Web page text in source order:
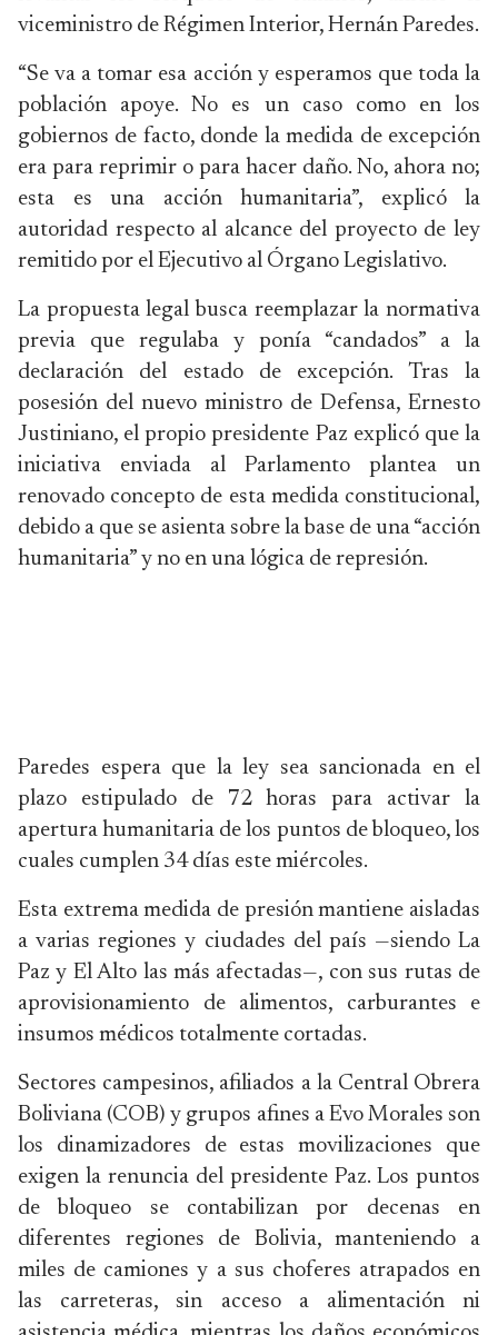
viceministro de Régimen Interior, Hernán Paredes.
“Se va a tomar esa acción y esperamos que toda la
población apoye. No es un caso como en los
gobiernos de facto, donde la medida de excepción
era para reprimir o para hacer daño. No, ahora no;
esta es una acción humanitaria”, explicó la
autoridad respecto al alcance del proyecto de ley
remitido por el Ejecutivo al Órgano Legislativo.
La propuesta legal busca reemplazar la normativa
previa que regulaba y ponía “candados” a la
declaración del estado de excepción. Tras la
posesión del nuevo ministro de Defensa, Ernesto
Justiniano, el propio presidente Paz explicó que la
iniciativa enviada al Parlamento plantea un
renovado concepto de esta medida constitucional,
debido a que se asienta sobre la base de una “acción
humanitaria” y no en una lógica de represión.
Paredes espera que la ley sea sancionada en el
plazo estipulado de 72 horas para activar la
apertura humanitaria de los puntos de bloqueo, los
cuales cumplen 34 días este miércoles.
Esta extrema medida de presión mantiene aisladas
a varias regiones y ciudades del país —siendo La
Paz y El Alto las más afectadas—, con sus rutas de
aprovisionamiento de alimentos, carburantes e
insumos médicos totalmente cortadas.
Sectores campesinos, afiliados a la Central Obrera
Boliviana (COB) y grupos afines a Evo Morales son
los dinamizadores de estas movilizaciones que
exigen la renuncia del presidente Paz. Los puntos
de bloqueo se contabilizan por decenas en
diferentes regiones de Bolivia, manteniendo a
miles de camiones y a sus choferes atrapados en
las carreteras, sin acceso a alimentación ni